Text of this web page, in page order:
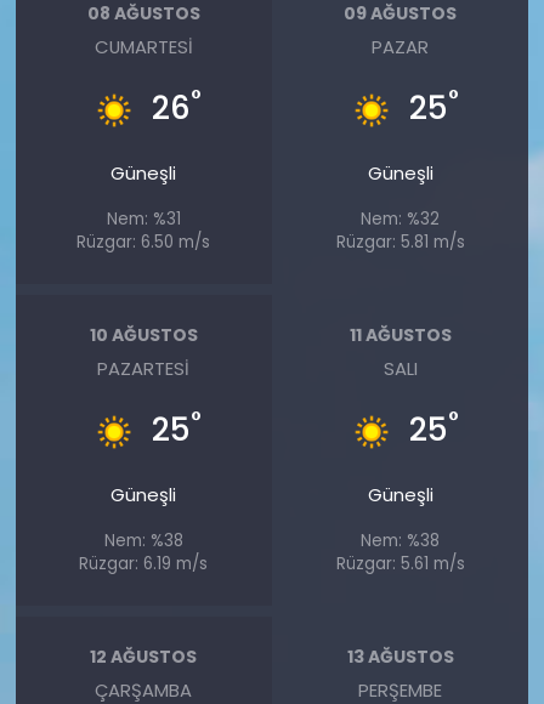
08 AĞUSTOS
CUMARTESI
26°
Güneşli
Nem: %31
Rüzgar: 6.50 m/s
09 AĞUSTOS
PAZAR
25°
Güneşli
Nem: %32
Rüzgar: 5.81 m/s
10 AĞUSTOS
PAZARTESI
25°
Güneşli
Nem: %38
Rüzgar: 6.19 m/s
11 AĞUSTOS
SALI
25°
Güneşli
Nem: %38
Rüzgar: 5.61 m/s
12 AĞUSTOS
ÇARŞAMBA
13 AĞUSTOS
PERŞEMBE